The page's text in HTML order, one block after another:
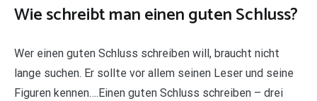
Wie schreibt man einen guten Schluss?
Wer einen guten Schluss schreiben will, braucht nicht
lange suchen. Er sollte vor allem seinen Leser und seine
Figuren kennen….Einen guten Schluss schreiben – drei